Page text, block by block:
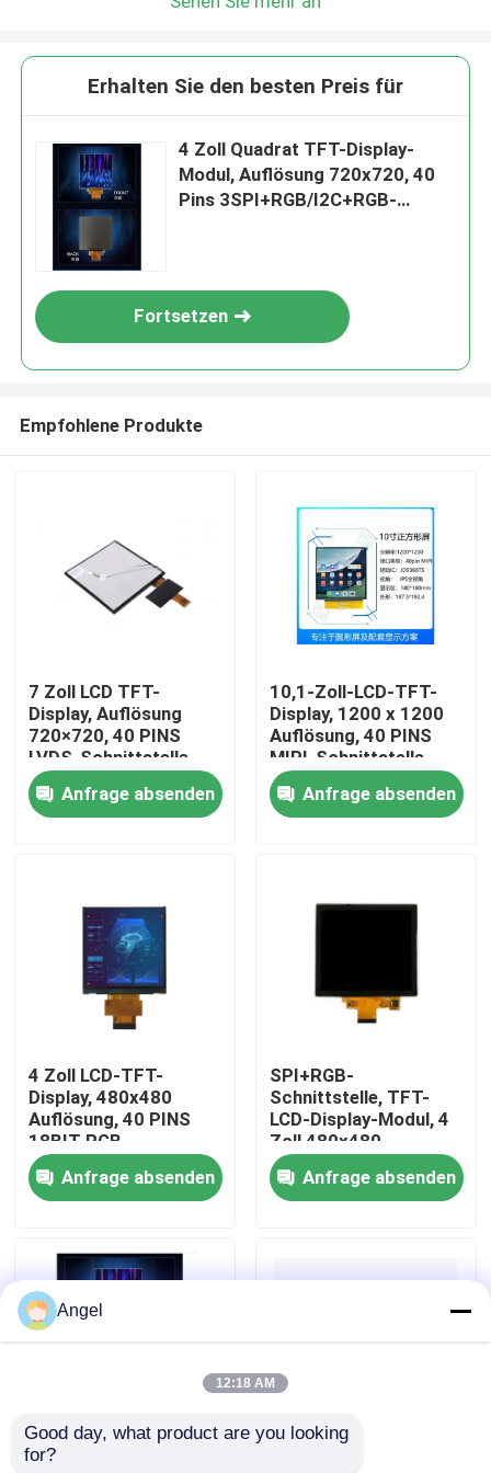
Produkte
Videos
Über uns
Fabrik-Ausflug
Qualitätskontrolle
Treten Sie mit uns in Verbindung
Fordern Sie ein Zitat
Anzeige LCD TFT
Erhalten Sie den besten Preis für
4 Zoll Quadrat TFT-Display-
Modul, Auflösung 720x720, 40
Pins 3SPI+RGB/I2C+RGB-
Fortsetzen
Empfohlene Produkte
7 Zoll LCD TFT-
Display, Auflösung
720×720, 40 PINS
LVDS-Schnittstelle
500cd/M2
Anfrage absenden
10,1-Zoll-LCD-TFT-
Display, 1200 x 1200
Auflösung, 40 PINS
MIPI-Schnittstelle,
1000 cd/m2 hohe
Helligkeit
Anfrage absenden
4 Zoll LCD-TFT-
Display, 480x480
Auflösung, 40 PINS
18BIT RGB-
Schnittstelle
400cd/M2 Hohe
Helligkeit
Anfrage absenden
SPI+RGB-
Schnittstelle, TFT-
LCD-Display-Modul, 4
Zoll 480x480
Auflösung, 300 Nits
Anfrage absenden
4 Zoll Quadrat TFT-
Angel
12:18 AM
Good day, what product are you looking
for?